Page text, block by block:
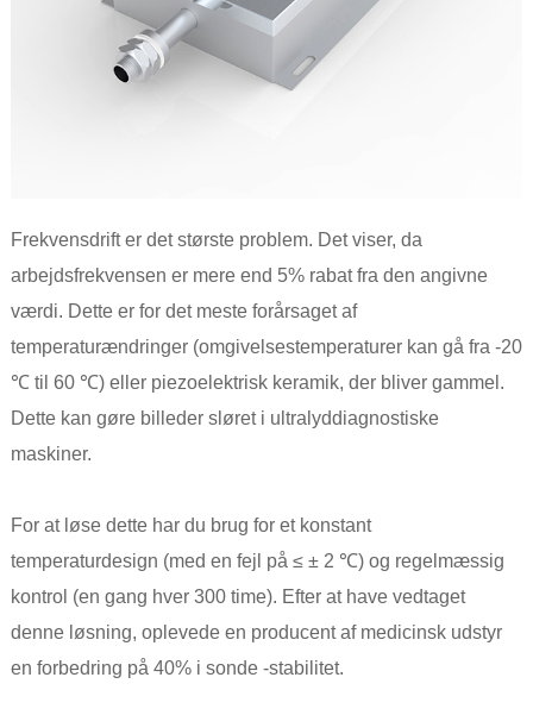
Frekvensdrift er det største problem. Det viser, da
arbejdsfrekvensen er mere end 5% rabat fra den angivne
værdi. Dette er for det meste forårsaget af
temperaturændringer (omgivelsestemperaturer kan gå fra -20
℃ til 60 ℃) eller piezoelektrisk keramik, der bliver gammel.
Dette kan gøre billeder sløret i ultralyddiagnostiske
maskiner.
For at løse dette har du brug for et konstant
temperaturdesign (med en fejl på ≤ ± 2 ℃) og regelmæssig
kontrol (en gang hver 300 time). Efter at have vedtaget
denne løsning, oplevede en producent af medicinsk udstyr
en forbedring på 40% i sonde -stabilitet.